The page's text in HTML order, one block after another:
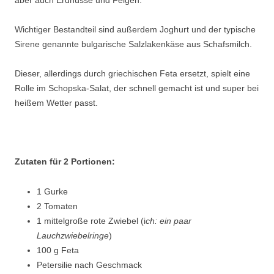
Wichtiger Bestandteil sind außerdem Joghurt und der typische
Sirene genannte bulgarische Salzlakenkäse aus Schafsmilch.
Dieser, allerdings durch griechischen Feta ersetzt, spielt eine
Rolle im Schopska-Salat, der schnell gemacht ist und super bei
heißem Wetter passt.
Zutaten für 2 Portionen:
1 Gurke
2 Tomaten
1 mittelgroße rote Zwiebel (ich: ein paar
Lauchzwiebelringe)
100 g Feta
Petersilie nach Geschmack